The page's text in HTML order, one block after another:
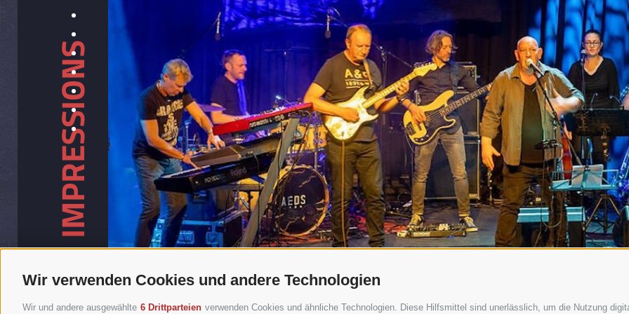
Wir verwenden Cookies und andere Technologien
Wir und andere ausgewählte 6 Drittparteien verwenden Cookies und ähnliche Technologien. Diese Hilfsmittel sind unerlässlich, um die Nutzung
IMPRESSIONS